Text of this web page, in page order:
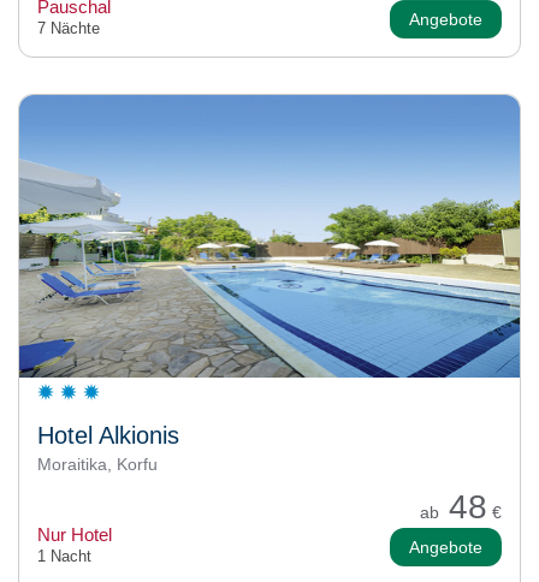
Pauschal
7 Nächte Angebote
Hotel Alkionis
Moraitika, Korfu
ab 48 €
Nur Hotel
1 Nacht Angebote